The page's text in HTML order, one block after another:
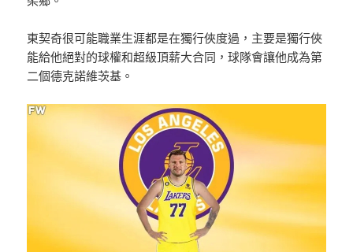
東契奇很可能職業生涯都是在獨行俠度過，主要是獨行俠
能給他絕對的球權和超級頂薪大合同，球隊會讓他成為第
二個德克諾維茨基。